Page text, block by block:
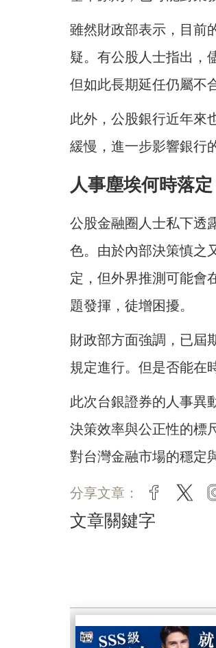
雖然財政部表示，目前
疑。有公股人士指出，
但如此長期延任仍屬不
此外，公股銀行近年來
緩慢，進一步影響銀行
人事塵埃何時落定
公股金融圈人士私下透
色。由於內部決策慎之
定，但外界推測可能會
題發揮，徒增困擾。
財政部方面強調，已屆
規定進行。但是否能在
此次台銀證券的人事異
決策效率與公正性的標
對台灣金融市場的穩定
分享文章：
文章關鍵字